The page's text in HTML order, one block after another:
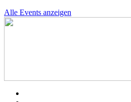
Alle Events anzeigen